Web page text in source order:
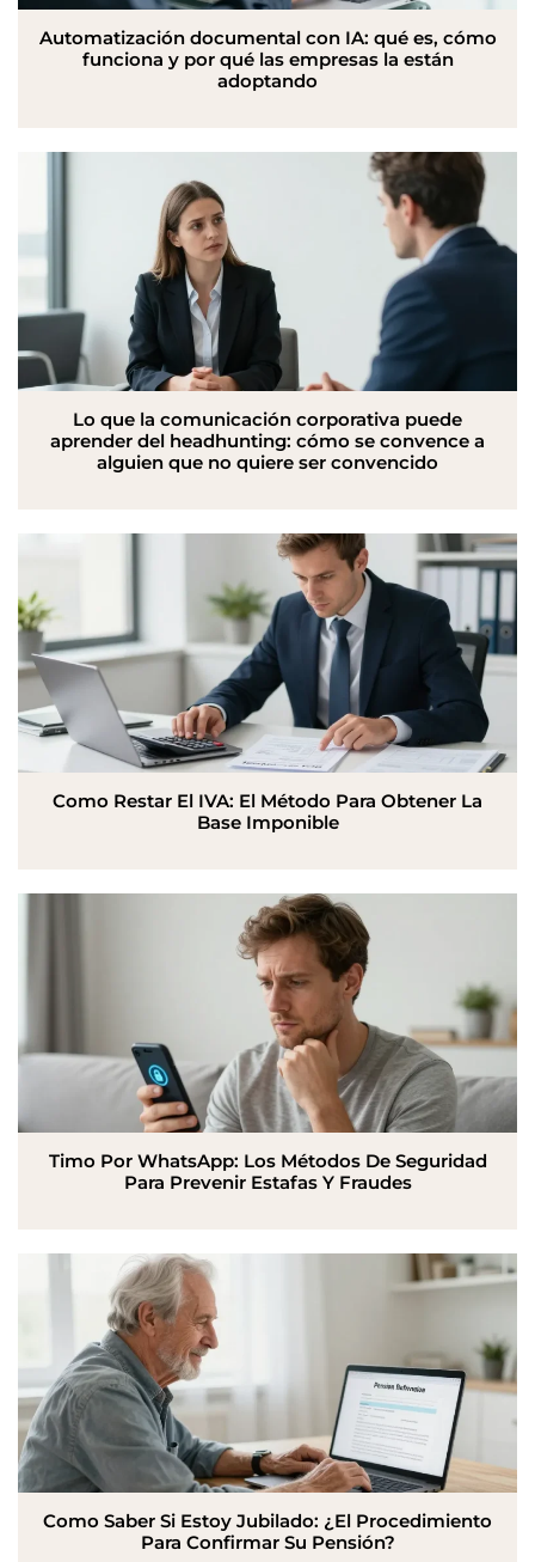
Automatización documental con IA: qué es, cómo
funciona y por qué las empresas la están
adoptando
Lo que la comunicación corporativa puede
aprender del headhunting: cómo se convence a
alguien que no quiere ser convencido
Como Restar El IVA: El Método Para Obtener La
Base Imponible
Timo Por WhatsApp: Los Métodos De Seguridad
Para Prevenir Estafas Y Fraudes
Como Saber Si Estoy Jubilado: ¿El Procedimiento
Para Confirmar Su Pensión?